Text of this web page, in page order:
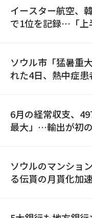
イースター航空、
で1位を記録…「上
ソウル市「猛暑重
れた4日、熱中症
6月の経常収支、
最大」…輸出が初
ソウルのマンショ
る伝貰の月貰化加